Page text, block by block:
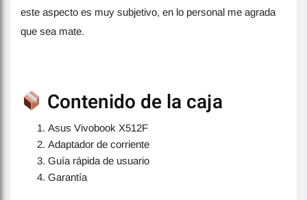
este aspecto es muy subjetivo, en lo personal me agrada
que sea mate.
Contenido de la caja
Asus Vivobook X512F
Adaptador de corriente
Guía rápida de usuario
Garantía